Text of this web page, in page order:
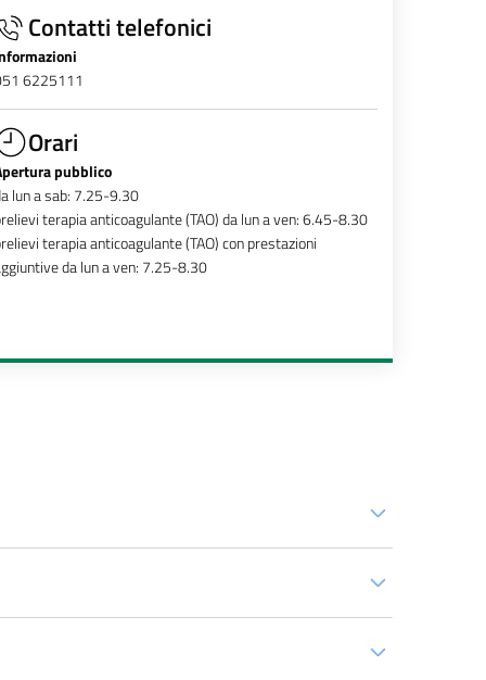
Contatti telefonici
6225111
Orari
pubblico
lun a sab: 7.25-9.30
terapia anticoagulante (TAO) da lun a ven: 6.45-8.30
terapia anticoagulante (TAO) con prestazioni
da lun a ven: 7.25-8.30